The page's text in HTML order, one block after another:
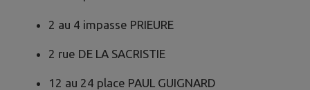
2 au 4 impasse PRIEURE
2 rue DE LA SACRISTIE
12 au 24 place PAUL GUIGNARD